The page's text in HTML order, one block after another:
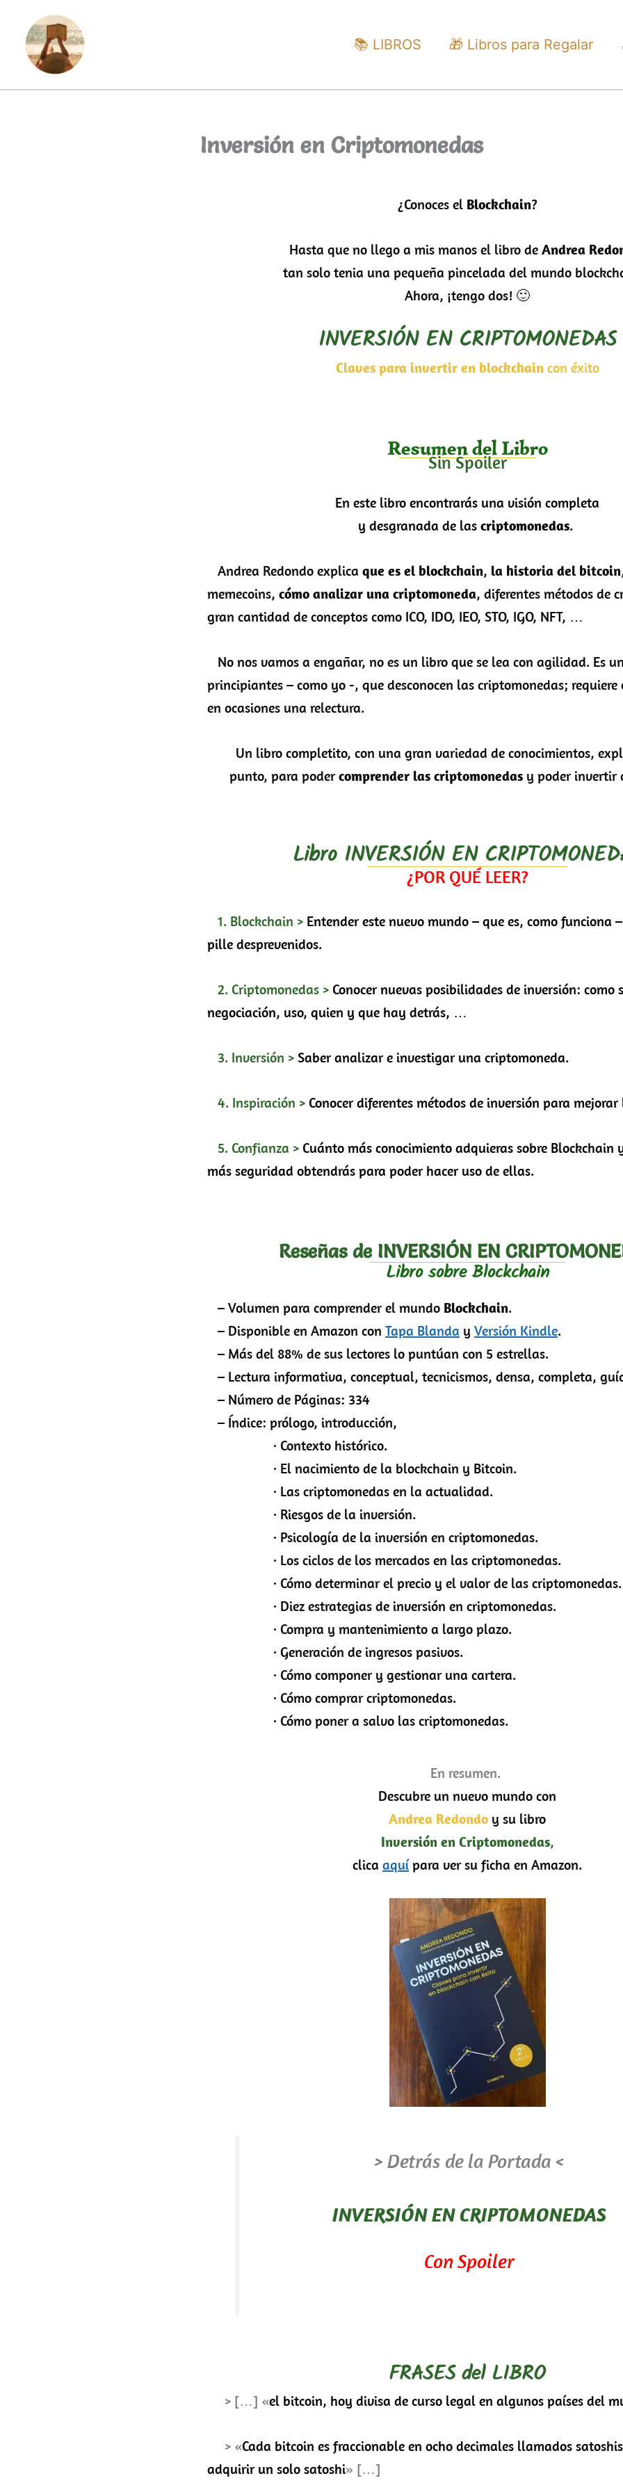
contenido
📚 LIBROS 🎁 Libros para Regalar
Inversión en Criptomonedas
¿Conoces el Blockchain?
Hasta que no llego a mis manos el libro de Andrea
tan solo tenia una pequeña pincelada del mundo
Ahora, ¡tengo dos! 🙂
INVERSIÓN EN CRIPTOMONEDAS
Claves para invertir en blockchain con éxito
Resumen del Libro
Sin Spoiler
En este libro encontrarás una visión completa
y desgranada de las criptomonedas.
Andrea Redondo explica que es el blockchain, la historia del bitcoin
memecoins, cómo analizar una criptomoneda, diferentes métodos de
gran cantidad de conceptos como ICO, IDO, IEO, STO, IGO, NFT, …
No nos vamos a engañar, no es un libro que se lea con agilidad. Es
principiantes – como yo -, que desconocen las criptomonedas; requiere
en ocasiones una relectura.
Un libro completito, con una gran variedad de conocimientos,
punto, para podercomprender las criptomonedasy poder invertir
Libro INVERSIÓN EN
¿POR QUÉ LEER?
1. Blockchain > Entender este nuevo mundo – que es, como funciona
pille desprevenidos.
2. Criptomonedas > Conocer nuevas posibilidades de inversión: como
negociación, uso, quien y que hay detrás, …
3. Inversión > Saber analizar e investigar una criptomoneda.
4. Inspiración > Conocer diferentes métodos de inversión para
5. Confianza > Cuánto más conocimiento adquieras sobre Blockchain
más seguridad obtendrás para poder hacer uso de ellas.
Reseñas de INVERSIÓN EN
Libro sobre Blockchain
– Volumen para comprender el mundo Blockchain.
– Disponible en Amazon con Tapa Blanda y Versión Kindle.
– Más del 88% de sus lectores lo puntúan con 5 estrellas.
– Lectura informativa, conceptual, tecnicismos, densa, completa,
– Número de Páginas: 334
– Índice: prólogo, introducción,
· Contexto histórico.
· El nacimiento de la blockchain y Bitcoin.
· Las criptomonedas en la actualidad.
· Riesgos de la inversión.
· Psicología de la inversión en criptomonedas.
· Los ciclos de los mercados en las criptomonedas.
· Cómo determinar el precio y el valor de las criptomonedas.
· Diez estrategias de inversión en criptomonedas.
· Compra y mantenimiento a largo plazo.
· Generación de ingresos pasivos.
· Cómo componer y gestionar una cartera.
· Cómo comprar criptomonedas.
· Cómo poner a salvo las criptomonedas.
En resumen.
Descubre un nuevo mundo con
Andrea Redondo y su libro
Inversión en Criptomonedas,
clica aquípara ver su ficha en Amazon.
> Detrás de la Portada <
INVERSIÓN EN CRIPTOMONEDAS
Con Spoiler
FRASES del LIBRO
> […] «el bitcoin, hoy divisa de curso legal en algunos países del
> «Cada bitcoin es fraccionable en ocho decimales llamados
adquirir un solo satoshi» […]